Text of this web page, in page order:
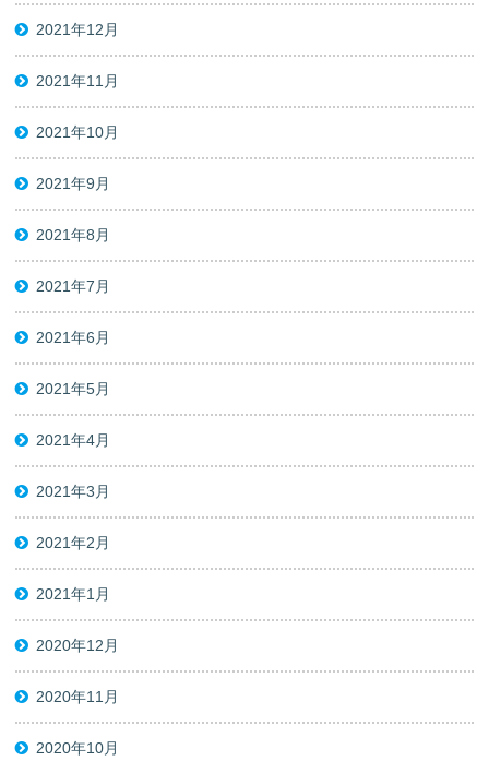
2021年12月
2021年11月
2021年10月
2021年9月
2021年8月
2021年7月
2021年6月
2021年5月
2021年4月
2021年3月
2021年2月
2021年1月
2020年12月
2020年11月
2020年10月